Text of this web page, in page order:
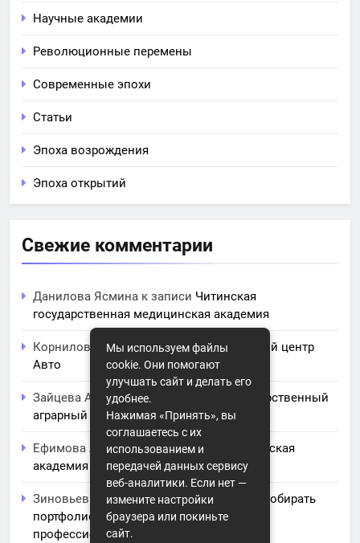
Научные академии
Революционные перемены
Современные эпохи
Статьи
Эпоха возрождения
Эпоха открытий
Свежие комментарии
Данилова Ясмина к записи Читинская
государственная медицинская академия
Корнилова Анитак записиЧПОУ Учебный центр
Авто
Зайцева Аринак записи
Курский государственный
аграрный университет им. И.И. Иванова
Ефимова Лидияк записиСеверо-Кавказская
академия управления
Зиновьев Радомирк записиИскусство собирать
портфолио: советы и заметки для
профессионального роста
Мы используем файлы
cookie. Они помогают
улучшать сайт и делать его
удобнее.
Нажимая «Принять», вы
соглашаетесь с их
использованием и
передачей данных сервису
веб-аналитики. Если нет —
измените настройки
браузера или покиньте
сайт.